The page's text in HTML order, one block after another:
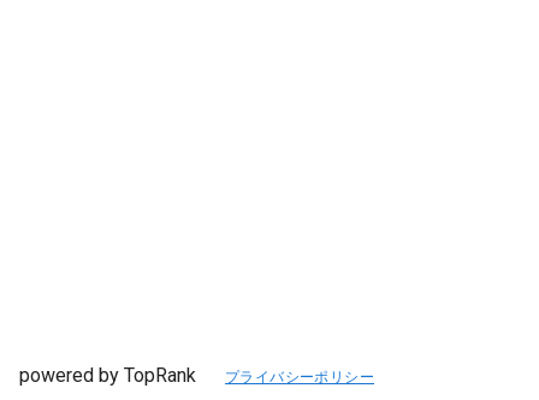
powered by TopRank プライバシーポリシー